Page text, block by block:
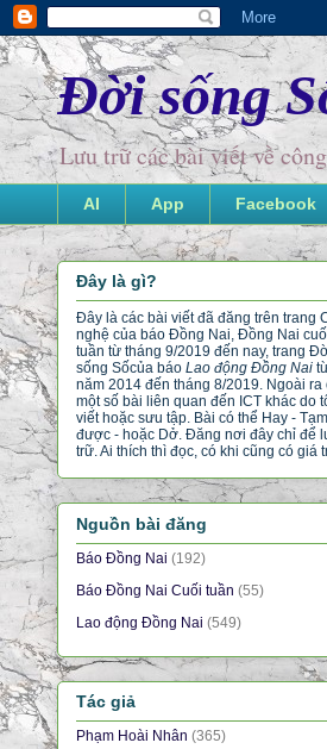
Đời sống
Lưu trữ các bài viết về
AI App Facebook
Đây là gì?
Đây là các bài viết đã đăng trên trang
nghệ của báo Đồng Nai, Đồng Nai
tuần từ tháng 9/2019 đến nay, trang
sống Sốcủa báo Lao động Đồng Nai
năm 2014 đến tháng 8/2019. Ngoài ra
một số bài liên quan đến ICT khác do
viết hoặc sưu tập. Bài có thể Hay - Tạm
được - hoặc Dở. Đăng nơi đây chỉ để
trữ. Ai thích thì đọc, có khi cũng có giá
Nguồn bài đăng
Báo Đồng Nai (192)
Báo Đồng Nai Cuối tuần (55)
Lao động Đồng Nai (549)
Tác giả
Phạm Hoài Nhân (365)